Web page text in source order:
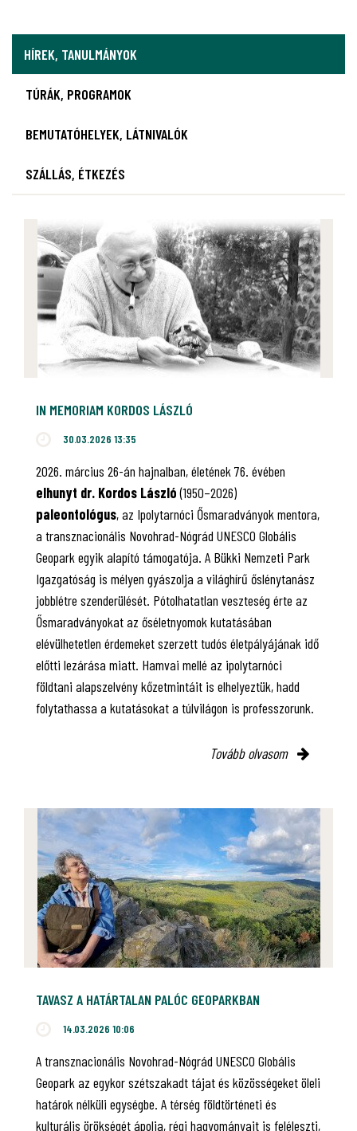
HÍREK, TANULMÁNYOK
TÚRÁK, PROGRAMOK
BEMUTATÓHELYEK, LÁTNIVALÓK
SZÁLLÁS, ÉTKEZÉS
IN MEMORIAM KORDOS LÁSZLÓ
30.03.2026 13:35
2026. március 26-án hajnalban, életének 76. évében
elhunyt dr. Kordos László(1950–2026)
paleontológus, az Ipolytarnóci Ősmaradványok mentora,
a transznacionális Novohrad-Nógrád UNESCO Globális
Geopark egyik alapító támogatója. A Bükki Nemzeti Park
Igazgatóság is mélyen gyászolja a világhírű őslénytanász
jobblétre szenderülését. Pótolhatatlan veszteség érte az
Ősmaradványokat az őséletnyomok kutatásában
elévülhetetlen érdemeket szerzett tudós életpályájának idő
előtti lezárása miatt. Hamvai mellé az ipolytarnóci
földtani alapszelvény kőzetmintáit is elhelyeztük, hadd
folytathassa a kutatásokat a túlvilágon is professzorunk.
Tovább olvasom
TAVASZ A HATÁRTALAN PALÓC GEOPARKBAN
14.03.2026 10:06
A transznacionális Novohrad-Nógrád UNESCO Globális
Geopark az egykor szétszakadt tájat és közösségeket öleli
határok nélküli egységbe. A térség földtörténeti és
kulturális örökségét ápolja, régi hagyományait is feléleszti,